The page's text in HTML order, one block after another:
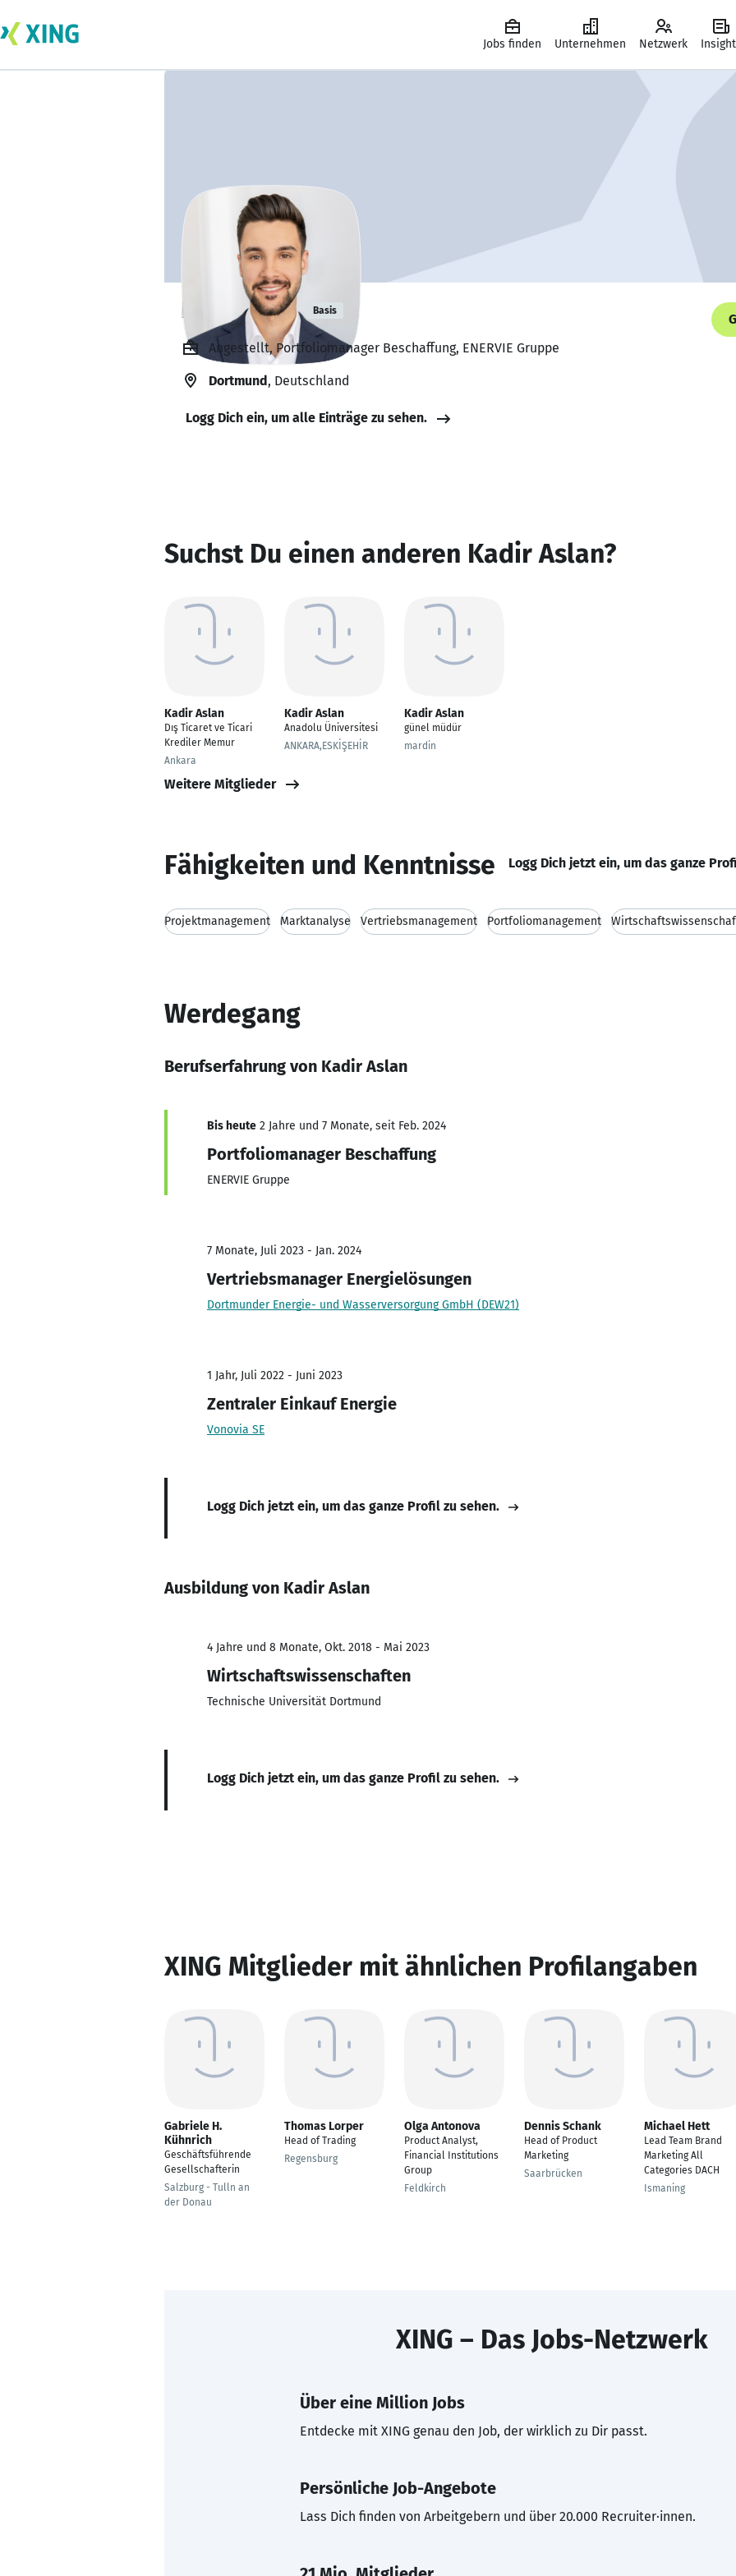
Jobs finden Unternehmen Netzwerk
Kadir Aslan Basis
Angestellt, Portfoliomanager Beschaffung, ENERVIE Gruppe
Dortmund, Deutschland
Logg Dich ein, um alle Einträge zu sehen.
Suchst Du einen anderen Kadir Aslan?
Kadir Aslan
Dış Ticaret ve Ticari
Krediler Memur
Ankara
Kadir Aslan
Anadolu Üniversitesi
ANKARA,ESKİŞEHİR
Kadir Aslan
günel müdür
mardin
Weitere Mitglieder
Fähigkeiten und Kenntnisse Logg Dich jetzt ein, um das ganze
Projektmanagement Marktanalyse Vertriebsmanagement Portfoliomanagement
Werdegang
Berufserfahrung von Kadir Aslan
Bis heute 2 Jahre und 7 Monate, seit Feb. 2024
Portfoliomanager Beschaffung
ENERVIE Gruppe
7 Monate, Juli 2023 - Jan. 2024
Vertriebsmanager Energielösungen
Dortmunder Energie- und Wasserversorgung GmbH (DEW21)
1 Jahr, Juli 2022 - Juni 2023
Zentraler Einkauf Energie
Vonovia SE
Logg Dich jetzt ein, um das ganze Profil zu sehen.
Ausbildung von Kadir Aslan
4 Jahre und 8 Monate, Okt. 2018 - Mai 2023
Wirtschaftswissenschaften
Technische Universität Dortmund
Logg Dich jetzt ein, um das ganze Profil zu sehen.
XING Mitglieder mit ähnlichen Profilangaben
Gabriele H.
Kühnrich
Geschäftsführende
Gesellschafterin
Salzburg - Tulln an
der Donau
Thomas Lorper
Head of Trading
Regensburg
Olga Antonova
Product Analyst,
Financial Institutions
Group
Feldkirch
Dennis Schank
Head of Product
Marketing
Saarbrücken
Michael Hett
Lead Team Brand
Marketing All
Categories DACH
Ismaning
XING – Das Jobs-Netzwerk
Über eine Million Jobs
Entdecke mit XING genau den Job, der wirklich zu Dir passt.
Persönliche Job-Angebote
Lass Dich finden von Arbeitgebern und über 20.000 Recruiter·innen.